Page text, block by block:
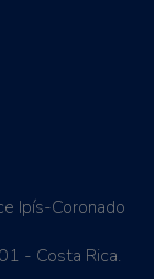
Ipís-Coronado
- Costa Rica.